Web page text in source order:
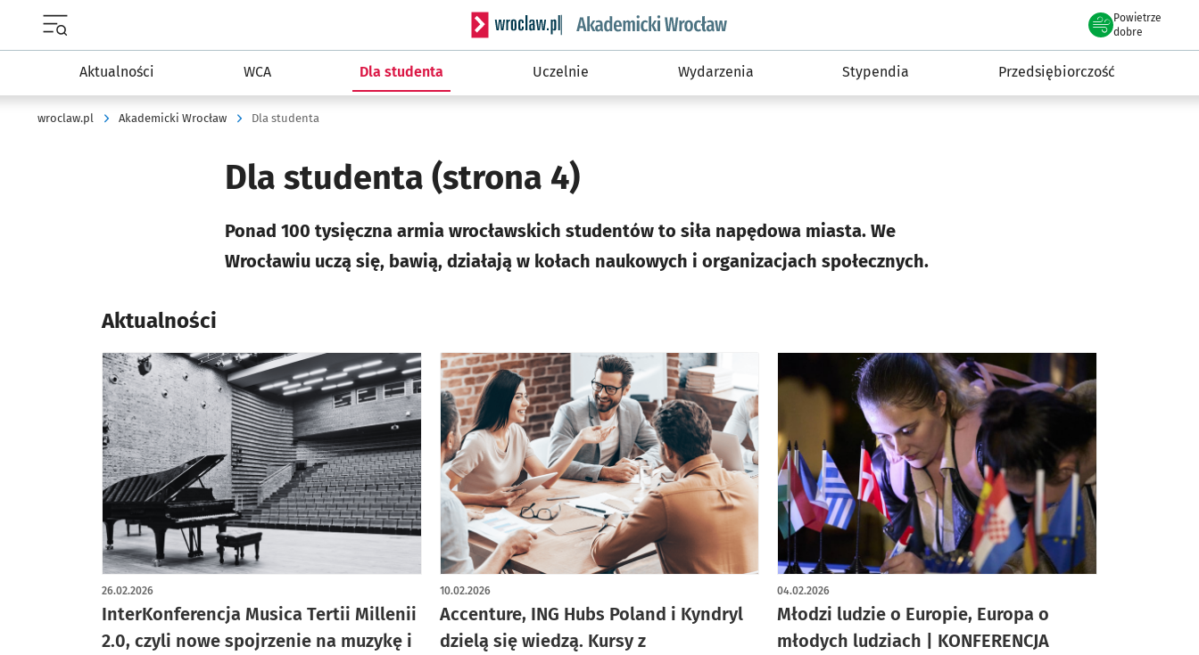
Menu główne portalu wroclaw.pl
Serwis informacyjny wroclaw.pl podserwis: Akademicki Wrocław
Powietrze
we Wrocławiu
dobre
JAKOŚĆ POWIETRZA
Aktualności WCA Dla studenta Uczelnie Wydarzenia Stypendia Przedsiębiorczość
wroclaw.pl Akademicki Wrocław Dla studenta
Dla studenta (strona 4)
Ponad 100 tysięczna armia wrocławskich studentów to siła napędowa miasta. We
Wrocławiu uczą się, bawią, działają w kołach naukowych i organizacjach społecznych.
Aktualności
InterKonferencja Musica Tertii Millenii
2.0, czyli nowe spojrzenie na muzykę i
26.02.2026
Accenture, ING Hubs Poland i Kyndryl
dzielą się wiedzą. Kursy z
10.02.2026
Młodzi ludzie o Europie, Europa o
młodych ludziach | KONFERENCJA
04.02.2026